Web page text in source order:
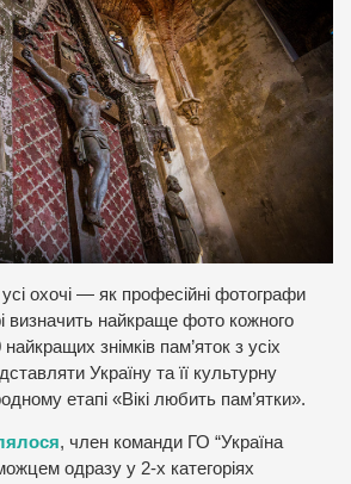
охочі — як професійні фотографи
визначить найкраще фото кожного
знімків пам’яток з усіх
Україну та її культурну
етапі «Вікі любить пам’ятки».
, член команди ГО “Україна
одразу у 2-х категоріях